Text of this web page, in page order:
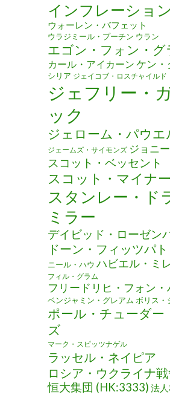
インフレーション
ウォーレン・バフェット
ウラジミール・プーチン ウラン
エゴン・フォン・グ
カール・アイカーン ケン・
シリア ジェイコブ・ロスチャイルド
ジェフリー・
ック
ジェローム・パウエ
ジェームズ・サイモンズ ジョニ
スコット・ベッセント
スコット・マイナ
スタンレー・ド
ミラー
デイビッド・ローゼン
ドーン・フィッツパ
ニール・ハウ ハビエル・ミ
フィル・グラム
フリードリヒ・フォン・
ベンジャミン・グレアム ボリス・
ポール・チューダー
ズ
マーク・スピッツナゲル
ラッセル・ネイピア
ロシア・ウクライナ
恒大集団 (HK:3333) 法